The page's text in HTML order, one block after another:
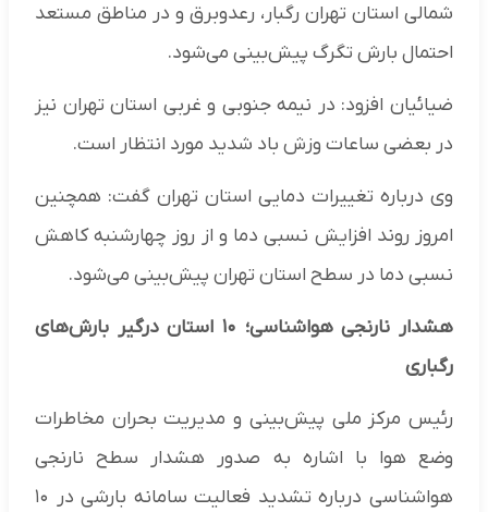
شمالی استان تهران رگبار، رعدوبرق و در مناطق مستعد
احتمال بارش تگرگ پیش‌بینی می‌شود.
ضیائیان افزود: در نیمه جنوبی و غربی استان تهران نیز
در بعضی ساعات وزش باد شدید مورد انتظار است.
وی درباره تغییرات دمایی استان تهران گفت: همچنین
امروز روند افزایش نسبی دما و از روز چهارشنبه کاهش
نسبی دما در سطح استان تهران پیش‌بینی می‌شود.
هشدار نارنجی هواشناسی؛ ۱۰ استان‌ درگیر بارش‌های
رگباری
رئیس مرکز ملی پیش‌بینی و مدیریت بحران مخاطرات
وضع هوا با اشاره به صدور هشدار سطح نارنجی
هواشناسی درباره تشدید فعالیت سامانه بارشی در ۱۰